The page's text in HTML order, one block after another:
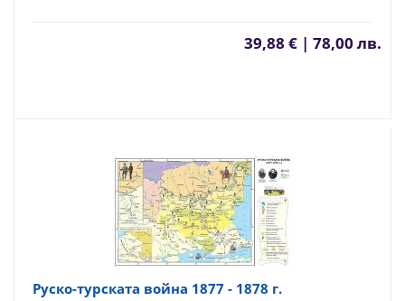
39,88 € | 78,00 лв.
Руско-турската война 1877 - 1878 г.